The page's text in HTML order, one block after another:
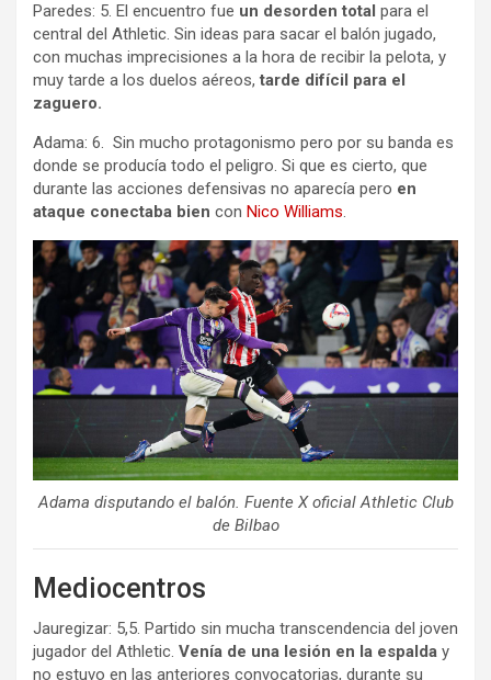
Paredes: 5. El encuentro fue un desorden total para el
central del Athletic. Sin ideas para sacar el balón jugado,
con muchas imprecisiones a la hora de recibir la pelota, y
muy tarde a los duelos aéreos,tarde difícil para el
zaguero.
Adama: 6. Sin mucho protagonismo pero por su banda es
donde se producía todo el peligro. Si que es cierto, que
durante las acciones defensivas no aparecía pero en
ataque conectaba bien con Nico Williams.
Adama disputando el balón. Fuente X oficial Athletic Club
de Bilbao
Mediocentros
Jauregizar: 5,5. Partido sin mucha transcendencia del joven
jugador del Athletic. Venía de una lesión en la espalda y
no estuvo en las anteriores convocatorias, durante su